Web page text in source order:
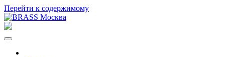
Перейти к содержимому